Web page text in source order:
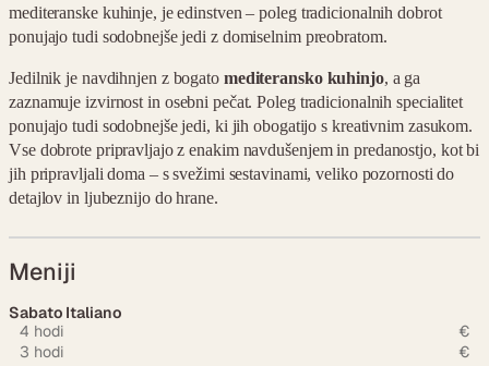
mediteranske kuhinje, je edinstven – poleg tradicionalnih dobrot
ponujajo tudi sodobnejše jedi z domiselnim preobratom.
Jedilnik je navdihnjen z bogato mediteransko kuhinjo, a ga
zaznamuje izvirnost in osebni pečat. Poleg tradicionalnih specialitet
ponujajo tudi sodobnejše jedi, ki jih obogatijo s kreativnim zasukom.
Vse dobrote pripravljajo z enakim navdušenjem in predanostjo, kot bi
jih pripravljali doma – s svežimi sestavinami, veliko pozornosti do
detajlov in ljubeznijo do hrane.
Meniji
Sabato Italiano
4 hodi
3 hodi
€
€